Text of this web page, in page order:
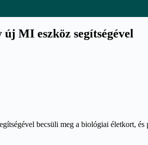
MI eszköz segítségével
becsüli meg a biológiai életkort,